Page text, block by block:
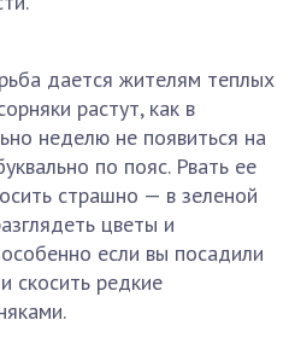
дается жителям теплых
растут, как в
неделю не появиться на
по пояс. Рвать ее
страшно — в зеленой
цветы и
если вы посадили
скосить редкие